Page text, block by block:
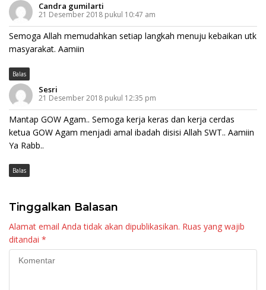
Candra gumilarti
21 Desember 2018 pukul 10:47 am
Semoga Allah memudahkan setiap langkah menuju kebaikan utk
masyarakat. Aamiin
Balas
Sesri
21 Desember 2018 pukul 12:35 pm
Mantap GOW Agam.. Semoga kerja keras dan kerja cerdas
ketua GOW Agam menjadi amal ibadah disisi Allah SWT.. Aamiin
Ya Rabb..
Balas
Tinggalkan Balasan
Alamat email Anda tidak akan dipublikasikan. Ruas yang wajib
ditandai *